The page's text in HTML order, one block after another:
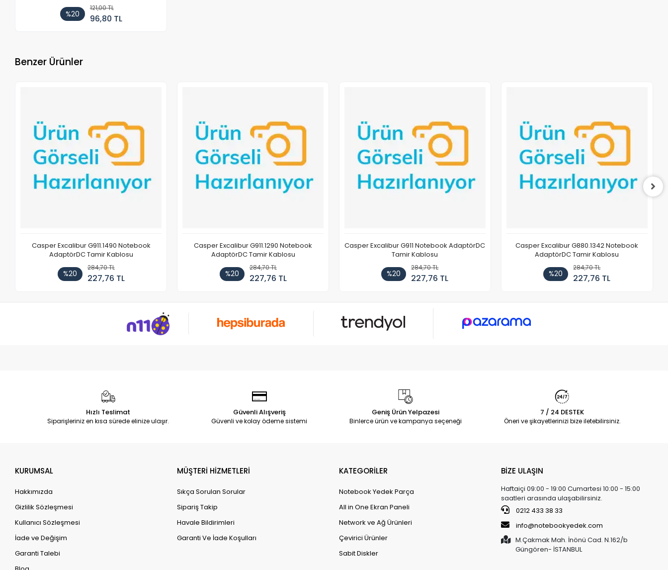
%20
121,00 TL
96,80 TL
Benzer Ürünler
Casper Excalibur G911.1490 Notebook
AdaptörDC Tamir Kablosu
%20
284,70 TL
227,76 TL
Casper Excalibur G911.1290 Notebook
AdaptörDC Tamir Kablosu
%20
284,70 TL
227,76 TL
Casper Excalibur G911 Notebook AdaptörDC
Tamir Kablosu
%20
284,70 TL
227,76 TL
Casper Excalibur G880.1342 Notebook
AdaptörDC Tamir Kablosu
%20
284,70 TL
227,76 TL
Hızlı Teslimat
Siparişleriniz en kısa sürede elinize ulaşır.
Güvenli Alışveriş
Güvenli ve kolay ödeme sistemi
Geniş Ürün Yelpazesi
Binlerce ürün ve kampanya seçeneği
7 / 24 DESTEK
Öneri ve şikayetlerinizi bize iletebilirsiniz.
KURUMSAL
Hakkımızda
Gizlilik Sözleşmesi
Kullanıcı Sözleşmesi
İade ve Değişim
Garanti Talebi
MÜŞTERİ HİZMETLERİ
Sıkça Sorulan Sorular
Sipariş Takip
Havale Bildirimleri
Garanti Ve İade Koşulları
KATEGORİLER
Notebook Yedek Parça
All in One Ekran Paneli
Network ve Ağ Ürünleri
Çevirici Ürünler
Sabit Diskler
BİZE ULAŞIN
Haftaiçi 09:00 - 19:00 Cumartesi 10:00 - 15:00
saatleri arasında ulaşabilirsiniz.
0212 433 38 33
info@notebookyedek.com
M.Çakmak Mah. İnönü Cad. N.162/b
Güngören- İSTANBUL